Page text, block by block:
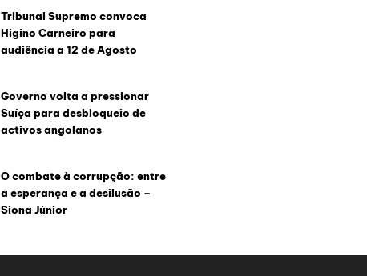
Tribunal Supremo convoca
Higino Carneiro para
audiência a 12 de Agosto
Governo volta a pressionar
Suíça para desbloqueio de
activos angolanos
O combate à corrupção: entre
a esperança e a desilusão –
Siona Júnior